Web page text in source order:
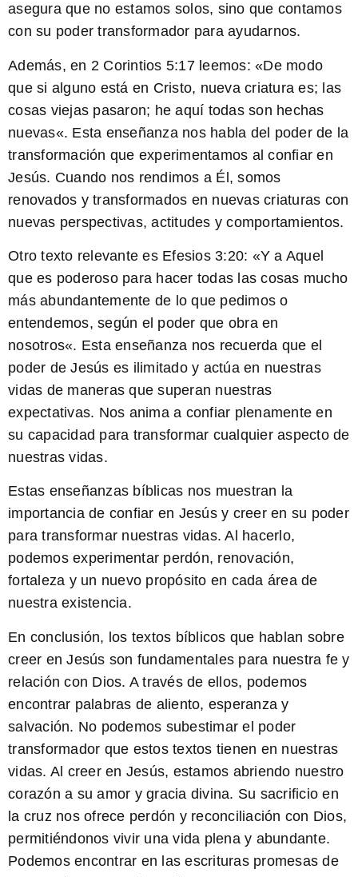
asegura que no estamos solos, sino que contamos
con su poder transformador para ayudarnos.
Además, en 2 Corintios 5:17 leemos: «De modo
que si alguno está en Cristo, nueva criatura es; las
cosas viejas pasaron; he aquí todas son hechas
nuevas«. Esta enseñanza nos habla del poder de la
transformación que experimentamos al confiar en
Jesús. Cuando nos rendimos a Él, somos
renovados y transformados en nuevas criaturas con
nuevas perspectivas, actitudes y comportamientos.
Otro texto relevante es Efesios 3:20: «Y a Aquel
que es poderoso para hacer todas las cosas mucho
más abundantemente de lo que pedimos o
entendemos, según el poder que obra en
nosotros«. Esta enseñanza nos recuerda que el
poder de Jesús es ilimitado y actúa en nuestras
vidas de maneras que superan nuestras
expectativas. Nos anima a confiar plenamente en
su capacidad para transformar cualquier aspecto de
nuestras vidas.
Estas enseñanzas bíblicas nos muestran la
importancia de confiar en Jesús y creer en su poder
para transformar nuestras vidas. Al hacerlo,
podemos experimentar perdón, renovación,
fortaleza y un nuevo propósito en cada área de
nuestra existencia.
En conclusión, los textos bíblicos que hablan sobre
creer en Jesús son fundamentales para nuestra fe y
relación con Dios. A través de ellos, podemos
encontrar palabras de aliento, esperanza y
salvación. No podemos subestimar el poder
transformador que estos textos tienen en nuestras
vidas. Al creer en Jesús, estamos abriendo nuestro
corazón a su amor y gracia divina. Su sacrificio en
la cruz nos ofrece perdón y reconciliación con Dios,
permitiéndonos vivir una vida plena y abundante.
Podemos encontrar en las escrituras promesas de